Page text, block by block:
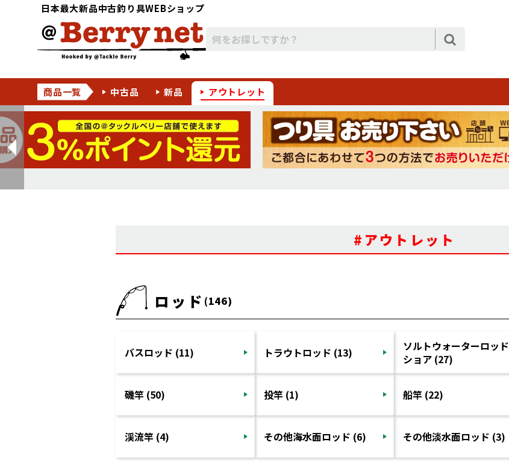
日本最大新品中古釣り具WEBショップ
商品一覧 中古品 新品 アウトレット
#アウトレット
ロッド (146)
バスロッド (11) トラウトロッド (13)
ソルトウォーターロッド
ショア (27)
磯竿 (50) 投竿 (1) 船竿 (22)
渓流竿 (4) その他海水面ロッド (6) その他淡水面ロッド (3)